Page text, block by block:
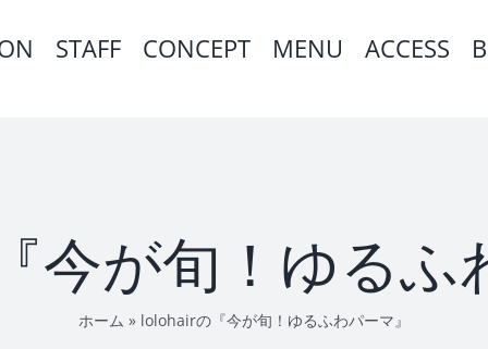
STAFF CONCEPT MENU ACCESS
今が旬！ゆるふ
ホーム » lolohairの『今が旬！ゆるふわパーマ』